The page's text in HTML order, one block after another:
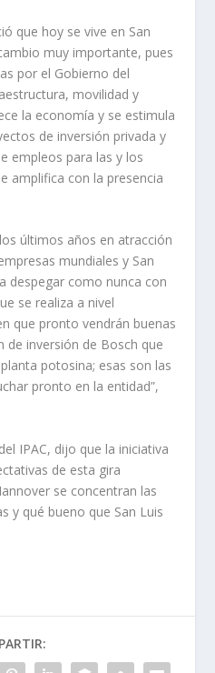
que hoy se vive en San
muy importante, pues
por el Gobierno del
movilidad y
la economía y se estimula
de inversión privada y
empleos para las y los
amplifica con la presencia
últimos años en atracción
mundiales y San
despegar como nunca con
se realiza a nivel
que pronto vendrán buenas
de inversión de Bosch que
potosina; esas son las
pronto en la entidad”,
IPAC, dijo que la iniciativa
de esta gira
se concentran las
y qué bueno que San Luis